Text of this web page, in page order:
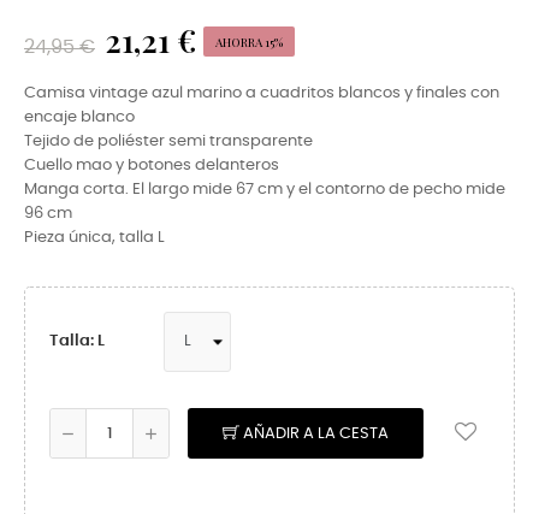
24,95 € 21,21 € AHORRA 15%
Camisa vintage azul marino a cuadritos blancos y finales con
encaje blanco
Tejido de poliéster semi transparente
Cuello mao y botones delanteros
Manga corta. El largo mide 67 cm y el contorno de pecho mide
96 cm
Pieza única, talla L
Talla: L
AÑADIR A LA CESTA